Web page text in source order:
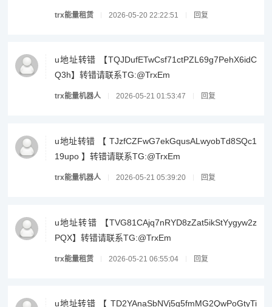
trx能量租赁 2026-05-20 22:22:51 回复
u地址转错 【TQJDufETwCsf71ctPZL69g7PehX6idC
Q3h】转错请联系TG:@TrxEm
trx能量机器人 2026-05-21 01:53:47 回复
u地址转错 【 TJzfCZFwG7ekGqusALwyobTd8SQc1
19upo 】转错请联系TG:@TrxEm
trx能量机器人 2026-05-21 05:39:20 回复
u地址转错 【TVG81CAjq7nRYD8zZat5ikStYygyw2z
PQX】转错请联系TG:@TrxEm
trx能量租赁 2026-05-21 06:55:04 回复
u地址转错 【 TD2YAnaSbNVj5g5fmMG2QwPoGtyTi